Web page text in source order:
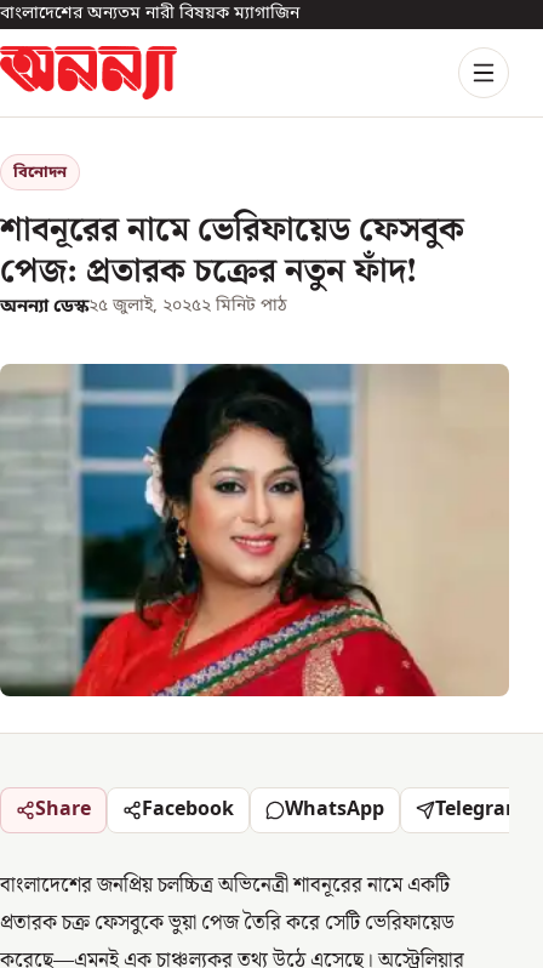
বাংলাদেশের অন্যতম নারী বিষয়ক ম্যাগাজিন
বিনোদন
শাবনূরের নামে ভেরিফায়েড ফেসবুক
পেজ: প্রতারক চক্রের নতুন ফাঁদ!
অনন্যা ডেস্ক২৫ জুলাই, ২০২৫২ মিনিট পাঠ
Share Facebook WhatsApp Telegram
বাংলাদেশের জনপ্রিয় চলচ্চিত্র অভিনেত্রী শাবনূরের নামে একটি
প্রতারক চক্র ফেসবুকে ভুয়া পেজ তৈরি করে সেটি ভেরিফায়েড
করেছে—এমনই এক চাঞ্চল্যকর তথ্য উঠে এসেছে। অস্ট্রেলিয়ার